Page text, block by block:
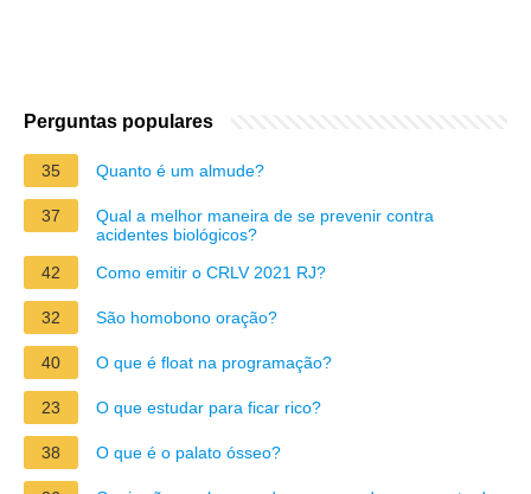
Perguntas populares
35 Quanto é um almude?
37
Qual a melhor maneira de se prevenir contra
acidentes biológicos?
42
Como emitir o CRLV 2021 RJ?
32 São homobono oração?
40 O que é float na programação?
23 O que estudar para ficar rico?
38 O que é o palato ósseo?